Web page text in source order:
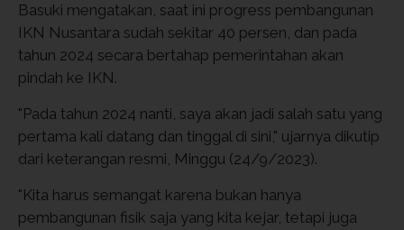
Basuki mengatakan, saat ini progress pembangunan
IKN Nusantara sudah sekitar 40 persen, dan pada
tahun 2024 secara bertahap pemerintahan akan
pindah ke IKN.
"Pada tahun 2024 nanti, saya akan jadi salah satu yang
pertama kali datang dan tinggal di sini," ujarnya dikutip
dari keterangan resmi, Minggu (24/9/2023).
"Kita harus semangat karena bukan hanya
pembangunan fisik saja yang kita kejar, tetapi juga